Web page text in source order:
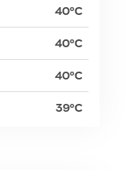
40°C
40°C
40°C
39°C